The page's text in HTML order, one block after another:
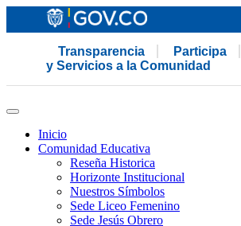
Transparencia Participa
y Servicios a la Comunidad
Inicio
Comunidad Educativa
Reseña Historica
Horizonte Institucional
Nuestros Símbolos
Sede Liceo Femenino
Sede Jesús Obrero